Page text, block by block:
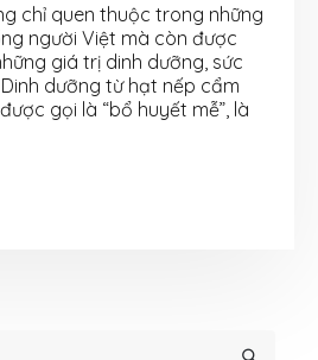
chỉ quen thuộc trong những
người Việt mà còn được
giá trị dinh dưỡng, sức
dưỡng từ hạt nếp cẩm
gọi là “bổ huyết mễ”, là